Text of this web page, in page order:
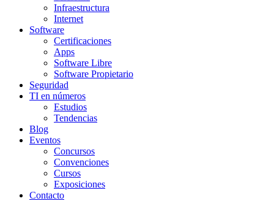
Infraestructura
Internet
Software
Certificaciones
Apps
Software Libre
Software Propietario
Seguridad
TI en números
Estudios
Tendencias
Blog
Eventos
Concursos
Convenciones
Cursos
Exposiciones
Contacto